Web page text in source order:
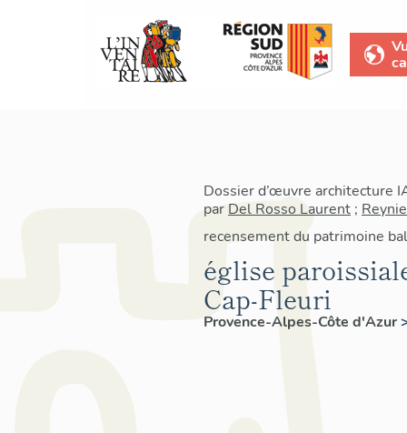
Dossier d’œuvre architecture
par Del Rosso Laurent ;
recensement du patrimoine
église
Cap-Fleuri
Provence-Alpes-Côte d'Azur